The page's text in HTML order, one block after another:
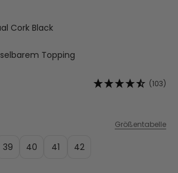
Cork Black
Topping
(103)
Größentabelle
39 40 41 42